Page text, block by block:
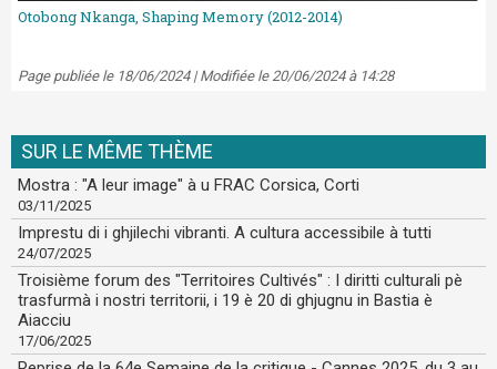
Otobong Nkanga, Shaping Memory (2012-2014)
Page publiée le 18/06/2024 | Modifiée le 20/06/2024 à 14:28
SUR LE MÊME THÈME
Mostra : "A leur image" à u FRAC Corsica, Corti
03/11/2025
Imprestu di i ghjilechi vibranti. A cultura accessibile à tutti
24/07/2025
Troisième forum des "Territoires Cultivés" : I diritti culturali pè
trasfurmà i nostri territorii, i 19 è 20 di ghjugnu in Bastia è
Aiacciu
17/06/2025